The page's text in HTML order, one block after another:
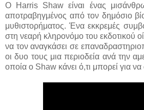
Ο Harris Shaw είναι ένας
αποτραβηγμένος από τον δημόσιο
μυθιστορήματος. Ένα εκκρεμές
στη νεαρή κληρονόμο του εκδοτικού
να τον αναγκάσει σε
οι δυο τους μια περιοδεία ανά την
οποία ο Shaw κάνει ό,τι μπορεί για